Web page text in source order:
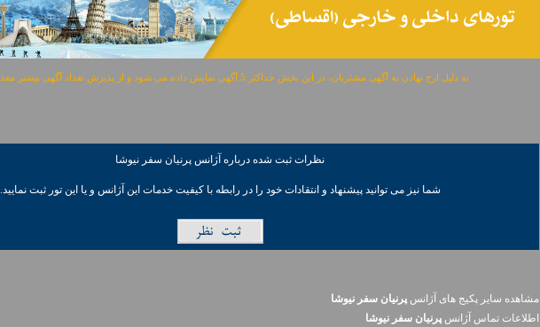
به دلیل ارج نهادن به آگهی مشتریان، در این بخش حداکثر 5 آگهی نمایش داده می شود و از پذیرش تعداد آگهی بیشتر معذوریم.
نظرات ثبت شده درباره آژانس پرنيان سفر نيوشا
شما نيز می توانيد پیشنهاد و انتقادات خود را در رابطه با کیفیت خدمات این آژانس و یا این تور ثبت نمایید.
مشاهده سایر پکیج های آژانس پرنيان سفر نيوشا
اطلاعات تماس آژانس پرنيان سفر نيوشا